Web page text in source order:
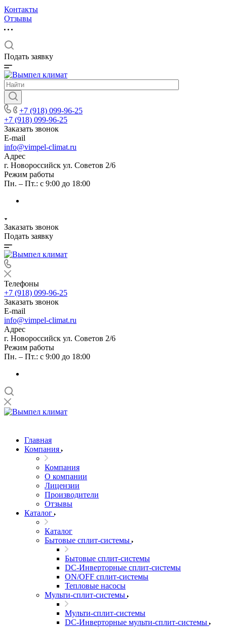
Контакты
Отзывы
Подать заявку
+7 (918) 099-96-25
+7 (918) 099-96-25
Заказать звонок
E-mail
info@vimpel-climat.ru
Адрес
г. Новороссийск ул. Советов 2/6
Режим работы
Пн. – Пт.: с 9:00 до 18:00
Заказать звонок
Подать заявку
Телефоны
+7 (918) 099-96-25
Заказать звонок
E-mail
info@vimpel-climat.ru
Адрес
г. Новороссийск ул. Советов 2/6
Режим работы
Пн. – Пт.: с 9:00 до 18:00
Главная
Компания
Компания
О компании
Лицензии
Производители
Отзывы
Каталог
Каталог
Бытовые сплит-системы
Бытовые сплит-системы
DC-Инверторные сплит-системы
ON/OFF сплит-системы
Тепловые насосы
Мульти-сплит-системы
Мульти-сплит-системы
DC-Инверторные мульти-сплит-системы